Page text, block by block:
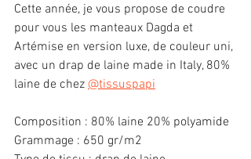
Cette année, je vous propose de coudre
pour vous les manteaux Dagda et
Artémise en version luxe, de couleur uni,
avec un drap de laine made in Italy, 80%
laine de chez @tissuspapi
Composition : 80% laine 20% polyamide
Grammage : 650 gr/m2